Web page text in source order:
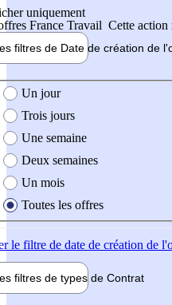
uniquement
France Travail Cette action
filtres de Date de création de
création de l'offre
Un jour
Trois jours
Une semaine
Deux semaines
Un mois
Toutes les offres
le filtre de date de création de
filtres de types de Contrat